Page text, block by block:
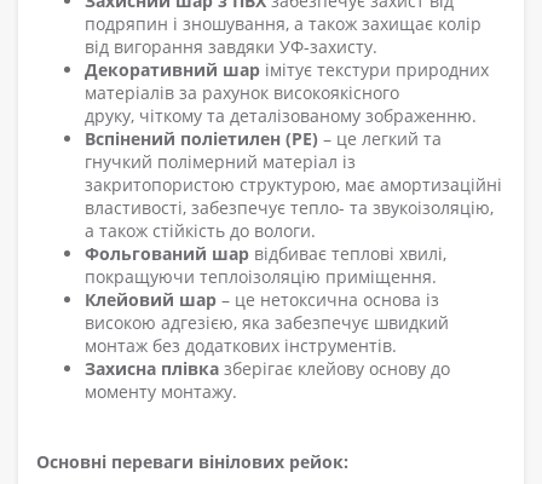
подряпин і зношування, а також захищає колір
від вигорання завдяки УФ-захисту.
Декоративний шар імітує текстури природних
матеріалів за рахунок високоякісного
друку, чіткому та деталізованому зображенню.
Вспінений поліетилен (РЕ) – це легкий та
гнучкий полімерний матеріал із
закритопористою структурою, має амортизаційні
властивості, забезпечує тепло- та звукоізоляцію,
а також стійкість до вологи.
Фольгований шар відбиває теплові хвилі,
покращуючи теплоізоляцію приміщення.
Клейовий шар – це нетоксична основа із
високою адгезією, яка забезпечує швидкий
монтаж без додаткових інструментів.
Захисна плівка зберігає клейову основу до
моменту монтажу.
Основні переваги вінілових рейок: